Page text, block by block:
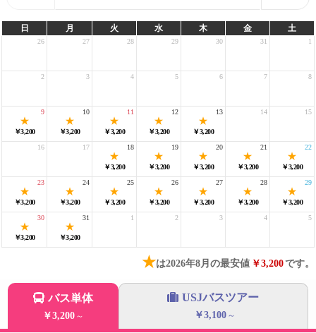
日 月 火 水 木 金 土
26 27 28 29 30 31 1
2 3 4 5 6 7 8
￥3,200
9
￥3,200
10
￥3,200
11
￥3,200
12
￥3,200
13 14 15
16 17
￥3,200
18
￥3,200
19
￥3,200
20
￥3,200
21
￥3,200
22
￥3,200
23
￥3,200
24
￥3,200
25
￥3,200
26
￥3,200
27
￥3,200
28
￥3,200
29
￥3,200
30
￥3,200
31 1 2 3 4 5
★は2026年8月の最安値 ￥3,200です。
バス単体
￥3,200 ～
USJバスツアー
￥3,100 ～